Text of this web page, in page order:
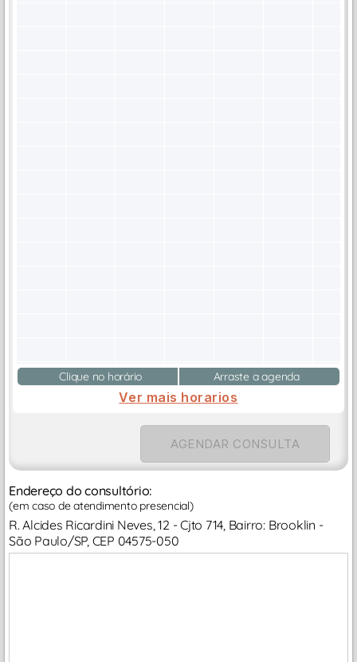
Clique no horário Arraste a agenda
Ver mais horarios
AGENDAR CONSULTA
Endereço do consultório:
(em caso de atendimento presencial)
R. Alcides Ricardini Neves, 12 - Cjto 714, Bairro: Brooklin -
São Paulo/SP, CEP 04575-050